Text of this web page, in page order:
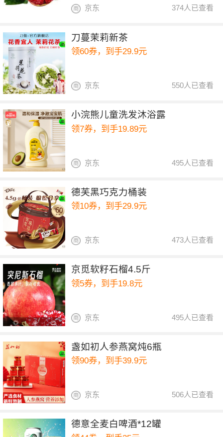
374人已查看
京东
刀蔓茉莉新茶
领60券，到手29.9元
550人已查看
京东
小浣熊儿童洗发沐浴露
领7券，到手19.89元
495人已查看
京东
德芙黑巧克力桶装
领10券，到手29.9元
473人已查看
京东
京觅软籽石榴4.5斤
领5券，到手19.8元
495人已查看
京东
盏如初人参燕窝炖6瓶
领90券，到手39.9元
506人已查看
京东
德意全麦白啤酒*12罐